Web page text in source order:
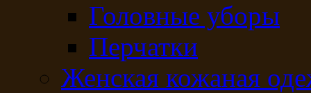
Головные уборы
Перчатки
Женская кожаная